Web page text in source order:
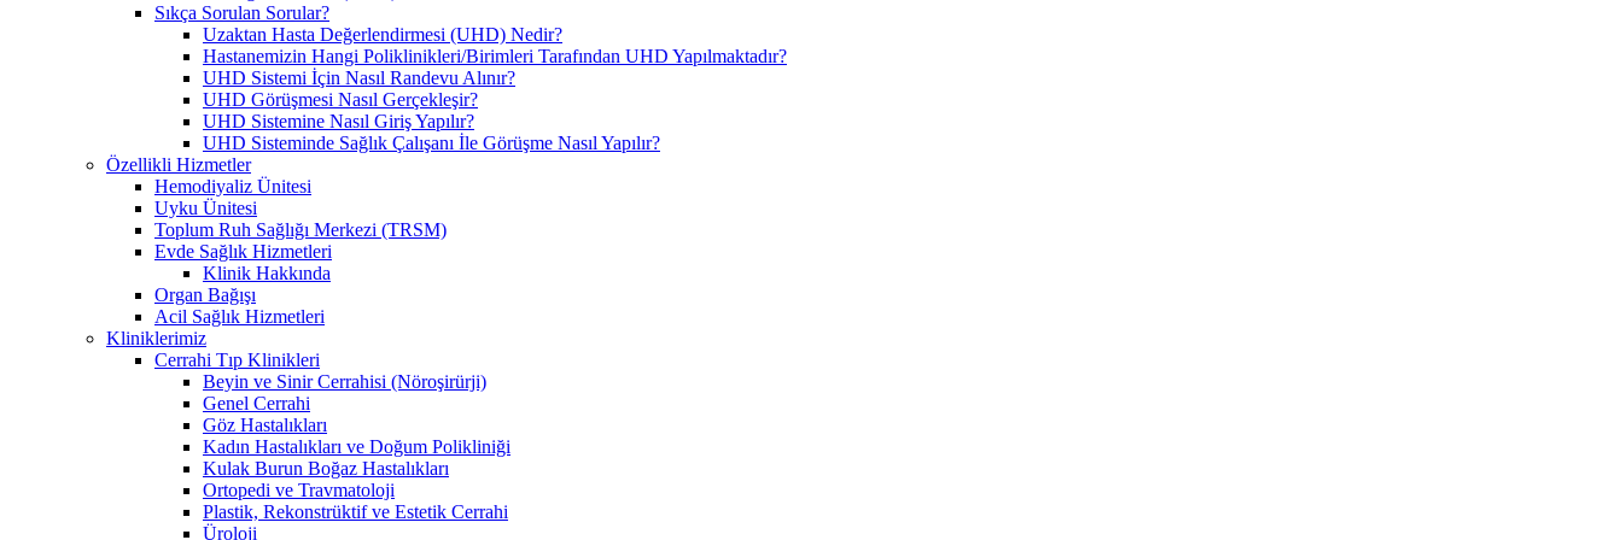
Sıkça Sorulan Sorular?
Uzaktan Hasta Değerlendirmesi (UHD) Nedir?
Hastanemizin Hangi Poliklinikleri/Birimleri Tarafından UHD Yapılmaktadır?
UHD Sistemi İçin Nasıl Randevu Alınır?
UHD Görüşmesi Nasıl Gerçekleşir?
UHD Sistemine Nasıl Giriş Yapılır?
UHD Sisteminde Sağlık Çalışanı İle Görüşme Nasıl Yapılır?
Özellikli Hizmetler
Hemodiyaliz Ünitesi
Uyku Ünitesi
Toplum Ruh Sağlığı Merkezi (TRSM)
Evde Sağlık Hizmetleri
Klinik Hakkında
Organ Bağışı
Acil Sağlık Hizmetleri
Kliniklerimiz
Cerrahi Tıp Klinikleri
Beyin ve Sinir Cerrahisi (Nöroşirürji)
Genel Cerrahi
Göz Hastalıkları
Kadın Hastalıkları ve Doğum Polikliniği
Kulak Burun Boğaz Hastalıkları
Ortopedi ve Travmatoloji
Plastik, Rekonstrüktif ve Estetik Cerrahi
Üroloji